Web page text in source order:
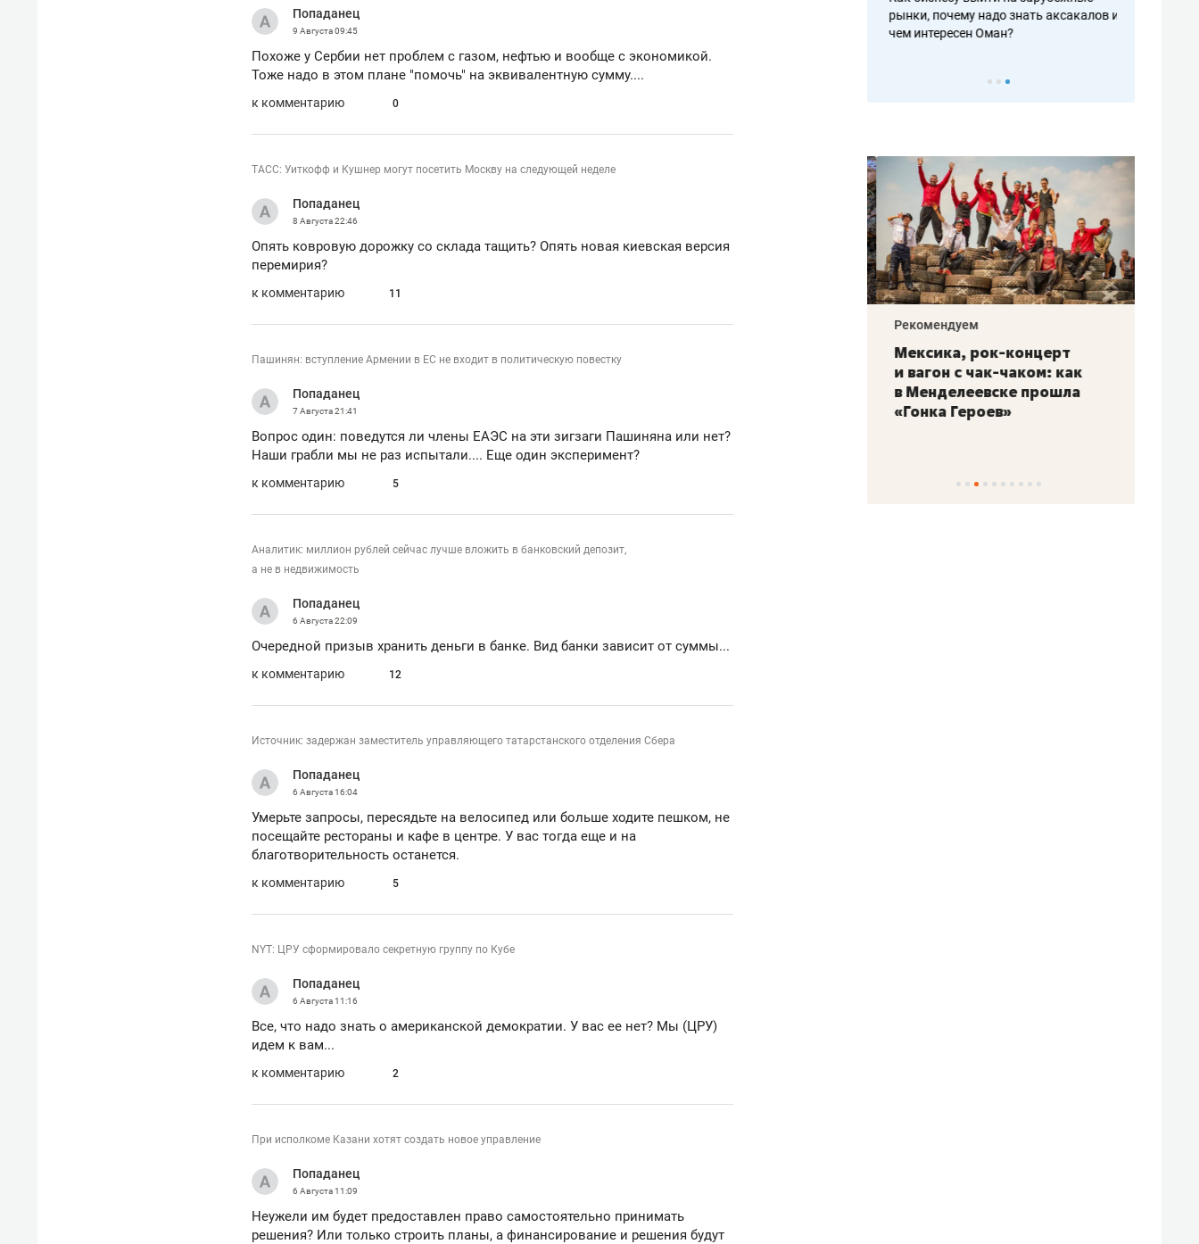
Попаданец
9 Августа09:45
Похоже у Сербии нет проблем с газом, нефтью и вообще с экономикой.
Тоже надо в этом плане "помочь" на эквивалентную сумму....
к комментарию 0
ТАСС: Уиткофф и Кушнер могут посетить Москву на следующей неделе
Попаданец
8 Августа22:46
Опять ковровую дорожку со склада тащить? Опять новая киевская версия
перемирия?
к комментарию 11
Пашинян: вступление Армении в ЕС не входит в политическую повестку
Попаданец
7 Августа21:41
Вопрос один: поведутся ли члены ЕАЭС на эти зигзаги Пашиняна или нет?
Наши грабли мы не раз испытали.... Еще один эксперимент?
к комментарию 5
Аналитик: миллион рублей сейчас лучше вложить в банковский депозит,
а не в недвижимость
Попаданец
6 Августа22:09
Очередной призыв хранить деньги в банке. Вид банки зависит от суммы...
к комментарию 12
Источник: задержан заместитель управляющего татарстанского отделения Сбера
Попаданец
6 Августа16:04
Умерьте запросы, пересядьте на велосипед или больше ходите пешком, не
посещайте рестораны и кафе в центре. У вас тогда еще и на
благотворительность останется.
к комментарию 5
NYT: ЦРУ сформировало секретную группу по Кубе
Попаданец
6 Августа11:16
Все, что надо знать о американской демократии. У вас ее нет? Мы (ЦРУ)
идем к вам...
к комментарию 2
При исполкоме Казани хотят создать новое управление
Попаданец
6 Августа11:09
Неужели им будет предоставлен право самостоятельно принимать
решения? Или только строить планы, а финансирование и решения будут
рынки, почему надо знать аксакалов и
чем интересен Оман?
рынки, почему надо знать аксакалов и
чем интересен Оман?
Как ГК «МИР ГРУПП» и ВТБ
комфорта под Казанью
Рекомендуем
150 камер до квартиры и Face
безопасность в ЖК «Нова»
Рекомендуем
Опыт выживания в дикой
антихрупких команд
Рекомендуем
Мексика, рок-концерт
и вагон с чак-чаком: как
в Менделеевске прошла
«Гонка Героев»